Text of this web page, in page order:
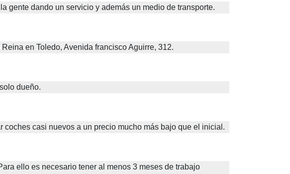
gente dando un servicio y además un medio de transporte.
Reina en Toledo, Avenida francisco Aguirre, 312.
dueño.
casi nuevos a un precio mucho más bajo que el inicial.
ello es necesario tener al menos 3 meses de trabajo